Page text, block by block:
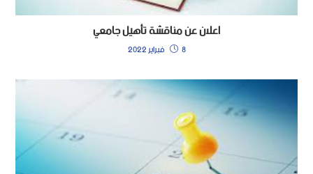
اعلان عن مناقشة تأهيل جامعي
8 فبراير 2022